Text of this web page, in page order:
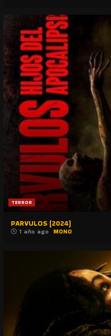
TERROR
PARVULOS (2024)
1 año ago MONO